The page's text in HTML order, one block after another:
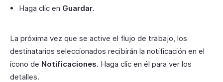
Haga clic en Guardar.
La próxima vez que se active el flujo de trabajo, los
destinatarios seleccionados recibirán la notificación en el
icono de Notificaciones. Haga clic en él para ver los
detalles.